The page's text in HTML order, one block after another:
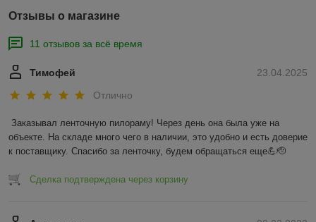
Отзывы о магазине
11 отзывов за всё время
23.04.2025
Тимофей
Отлично
Заказывал ленточную пилораму! Через день она была уже на
объекте. На складе много чего в наличии, это удобно и есть доверие
к поставщику. Спасибо за ленточку, будем обращаться еще💪🫡
Сделка подтверждена через корзину